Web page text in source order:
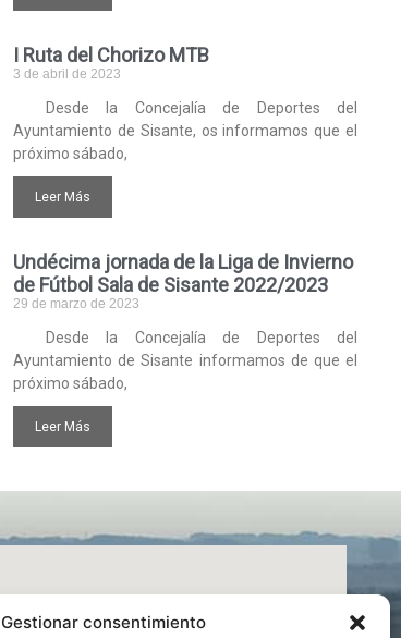
Gestionar consentimiento
I Ruta del Chorizo MTB
3 de abril de 2023
Desde la Concejalía de Deportes del
Ayuntamiento de Sisante, os informamos que el
próximo sábado,
Leer Más
Undécima jornada de la Liga de Invierno
de Fútbol Sala de Sisante 2022/2023
29 de marzo de 2023
Desde la Concejalía de Deportes del
Ayuntamiento de Sisante informamos de que el
próximo sábado,
Leer Más